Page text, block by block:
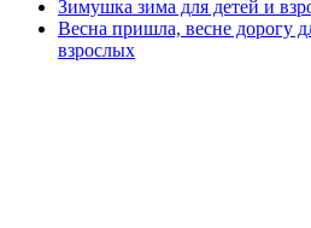
Зимушка зима для детей и
Весна пришла, весне дорогу
взрослых